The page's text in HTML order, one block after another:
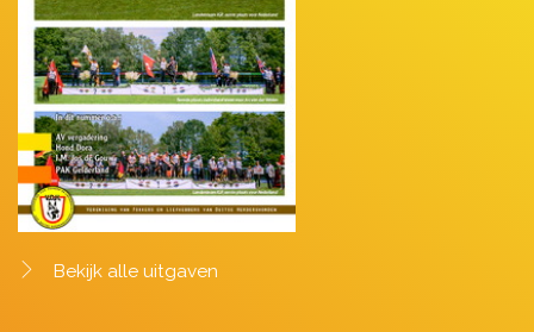
Bekijk alle uitgaven